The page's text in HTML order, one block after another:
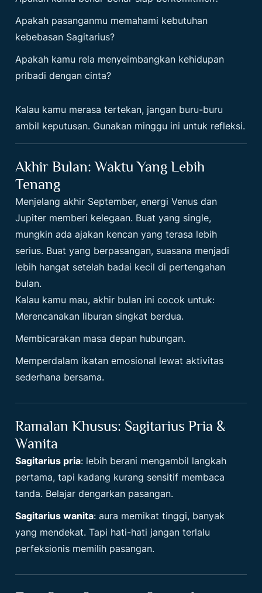
Apakah pasanganmu memahami kebutuhan
kebebasan Sagitarius?
Apakah kamu rela menyeimbangkan kehidupan
pribadi dengan cinta?
Kalau kamu merasa tertekan, jangan buru-buru
ambil keputusan. Gunakan minggu ini untuk refleksi.
Akhir Bulan: Waktu Yang Lebih
Tenang
Menjelang akhir September, energi Venus dan
Jupiter memberi kelegaan. Buat yang single,
mungkin ada ajakan kencan yang terasa lebih
serius. Buat yang berpasangan, suasana menjadi
lebih hangat setelah badai kecil di pertengahan
bulan.
Kalau kamu mau, akhir bulan ini cocok untuk:
Merencanakan liburan singkat berdua.
Membicarakan masa depan hubungan.
Memperdalam ikatan emosional lewat aktivitas
sederhana bersama.
Ramalan Khusus: Sagitarius Pria &
Wanita
Sagitarius pria: lebih berani mengambil langkah
pertama, tapi kadang kurang sensitif membaca
tanda. Belajar dengarkan pasangan.
Sagitarius wanita: aura memikat tinggi, banyak
yang mendekat. Tapi hati-hati jangan terlalu
perfeksionis memilih pasangan.